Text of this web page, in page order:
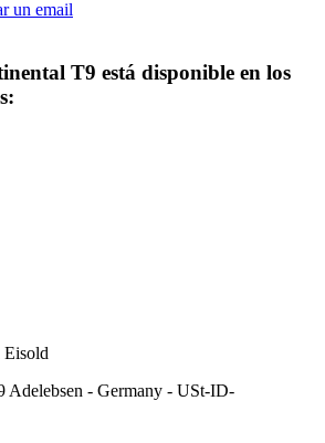
T9 está disponible en los
Eisold
Adelebsen - Germany - USt-ID-